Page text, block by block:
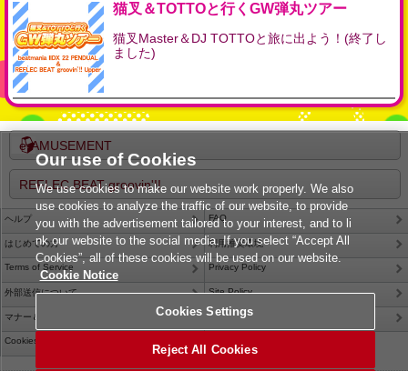
猫叉＆TOTTOと行くGW弾丸ツアー
猫叉Master＆DJ TOTTOと旅に出よう！(終了し
ました)
e-AMUSEMENT
REFLEC BEAT groovin'!!
ヘルプ FAQ
はじめての方 利用推奨環境
Terms of Service Privacy Policy
外部送信について Site Policy
マナー＆ルール Contact Us
Cookies Settings
Our use of Cookies
We use cookies to make our website work properly. We also
use cookies to analyze the traffic of our website, to provide
you with the advertisement tailored to your interest, and to li
nk our website to the social media. If you select “Accept All
Cookies”, all of these cookies will be used on our website.
Cookie Notice
Cookies Settings
Reject All Cookies